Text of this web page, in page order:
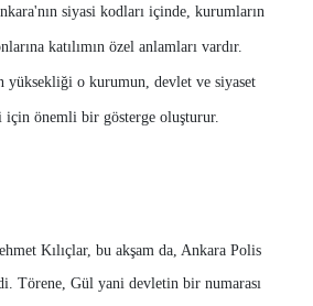
siyasi kodları içinde, kurumların
katılımın özel anlamları vardır.
yüksekliği o kurumun, devlet ve siyaset
önemli bir gösterge oluşturur.
Kılıçlar, bu akşam da, Ankara Polis
Törene, Gül yani devletin bir numarası